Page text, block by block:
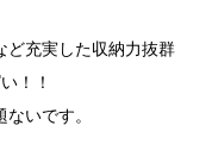
ど充実した収納力抜群
！！
いです。